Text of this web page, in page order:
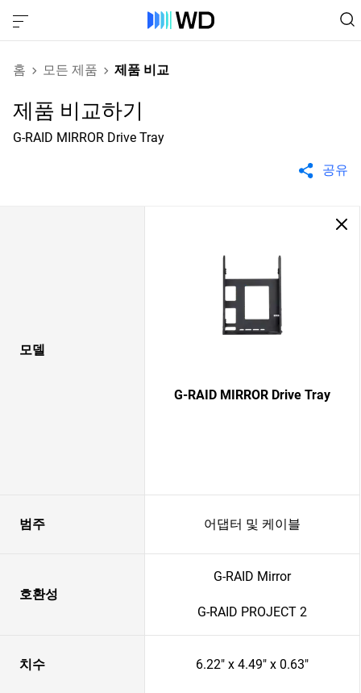
홈 모든 제품 제품 비교
제품 비교하기
G-RAID MIRROR Drive Tray
공유
모델
G-RAID MIRROR Drive Tray
범주 어댑터 및 케이블
호환성
G-RAID Mirror
G-RAID PROJECT 2
치수 6.22" x 4.49" x 0.63"